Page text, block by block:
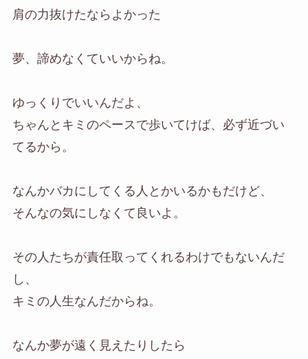
肩の力抜けたならよかった
夢、諦めなくていいからね。
ゆっくりでいいんだよ、
ちゃんとキミのペースで歩いてけば、必ず近づい
てるから。
なんかバカにしてくる人とかいるかもだけど、
そんなの気にしなくて良いよ。
その人たちが責任取ってくれるわけでもないんだ
し、
キミの人生なんだからね。
なんか夢が遠く見えたりしたら